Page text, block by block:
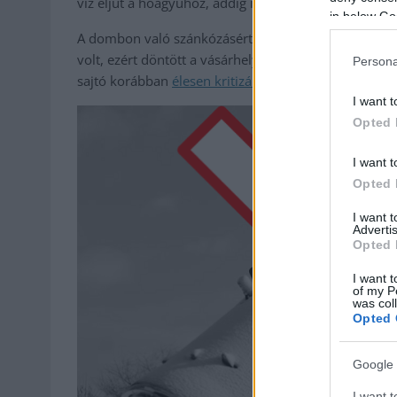
in below
I want
Opted
I want
Opted
I want
Opted
I want
of my
was
Opted
Google
A dombon való szánkózásért nem kérnek el pénzt.
volt, ezért döntött a vásárhelyi vezetés amellett,
sajtó korábban élesen kritizálta